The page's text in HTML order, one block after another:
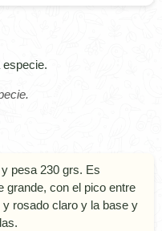
pesa 230 grs. Es
grande, con el pico entre
y rosado claro y la base y